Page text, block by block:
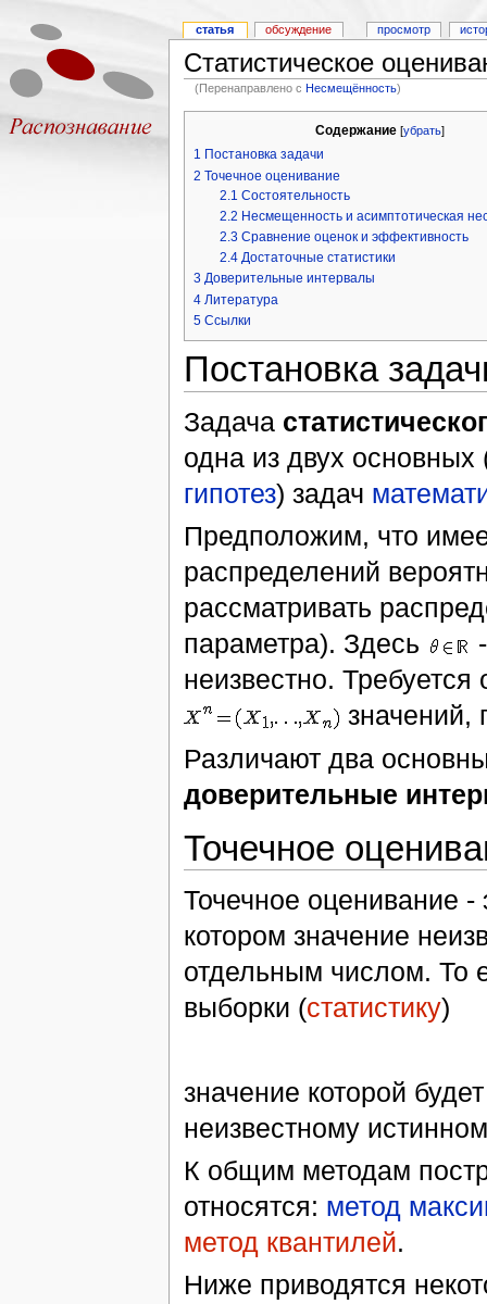
Статистическое
(Перенаправлено сНесмещённость)
Содержание [убрать]
1 Постановка задачи
2 Точечное оценивание
2.1 Состоятельность
2.2 Несмещенность и асимптотическая
2.3 Сравнение оценок и эффективность
2.4 Достаточные статистики
3 Доверительные интервалы
4 Литература
5 Ссылки
Постановка
Задача
одна из двух
гипотез) задач
Предположим, что
распределений
рассматривать
параметра). Здесь
неизвестно.
Различают два
доверительные
Точечное
Точечное оценивание -
котором значение
отдельным числом. То
выборки (статистику)
значение которой
неизвестному
К общим методам
относятся: метод
метод квантилей.
Ниже приводятся
статья обсуждение просмотр